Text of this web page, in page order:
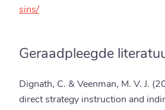
sins/
Geraadpleegde
Dignath, C. & Veenman, M. V. J.
direct strategy instruction and